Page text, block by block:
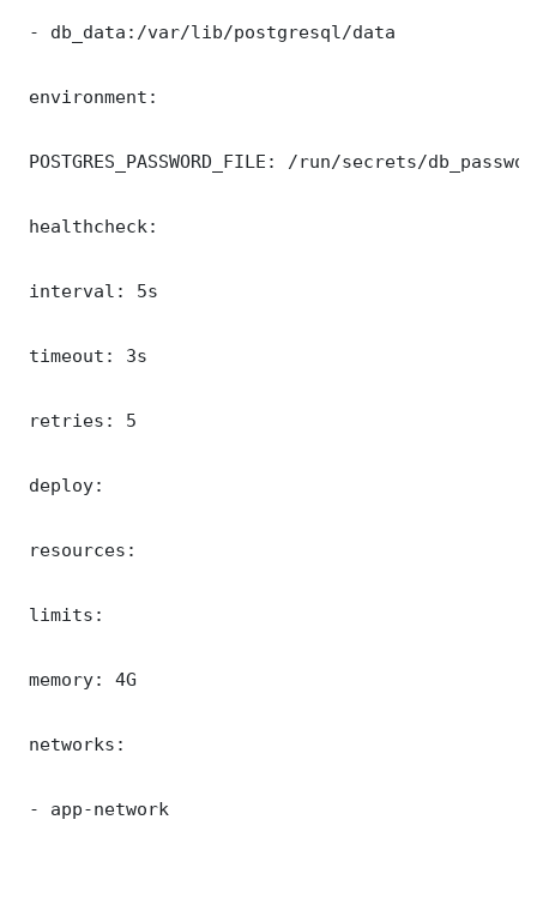
- db_data:/var/lib/postgresql/data
environment:
POSTGRES_PASSWORD_FILE: /run/secrets/
healthcheck:
interval: 5s
timeout: 3s
retries: 5
deploy:
resources:
limits:
memory: 4G
networks:
- app-network